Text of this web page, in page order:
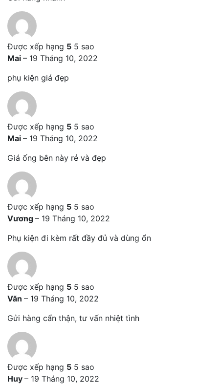
Được xếp hạng 5 5 sao
Mai – 19 Tháng 10, 2022
phụ kiện giá đẹp
Được xếp hạng 5 5 sao
Mai – 19 Tháng 10, 2022
Giá ống bên này rẻ và đẹp
Được xếp hạng 5 5 sao
Vương – 19 Tháng 10, 2022
Phụ kiện đi kèm rất đầy đủ và dùng ổn
Được xếp hạng 5 5 sao
Văn – 19 Tháng 10, 2022
Gửi hàng cẩn thận, tư vấn nhiệt tình
Được xếp hạng 5 5 sao
Huy – 19 Tháng 10, 2022